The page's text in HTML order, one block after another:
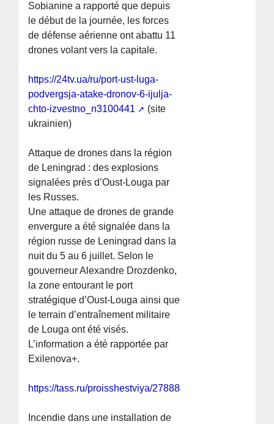
Sobianine a rapporté que depuis
le début de la journée, les forces
de défense aérienne ont abattu 11
drones volant vers la capitale.
https://24tv.ua/ru/port-ust-luga-
podvergsja-atake-dronov-6-ijulja-
chto-izvestno_n3100441
(site
ukrainien)
Attaque de drones dans la région
de Leningrad : des explosions
signalées près d’Oust-Louga par
les Russes.
Une attaque de drones de grande
envergure a été signalée dans la
région russe de Leningrad dans la
nuit du 5 au 6 juillet. Selon le
gouverneur Alexandre Drozdenko,
la zone entourant le port
stratégique d’Oust-Louga ainsi que
le terrain d’entraînement militaire
de Louga ont été visés.
L’information a été rapportée par
Exilenova+.
https://tass.ru/proisshestviya/27888449
Incendie dans une installation de